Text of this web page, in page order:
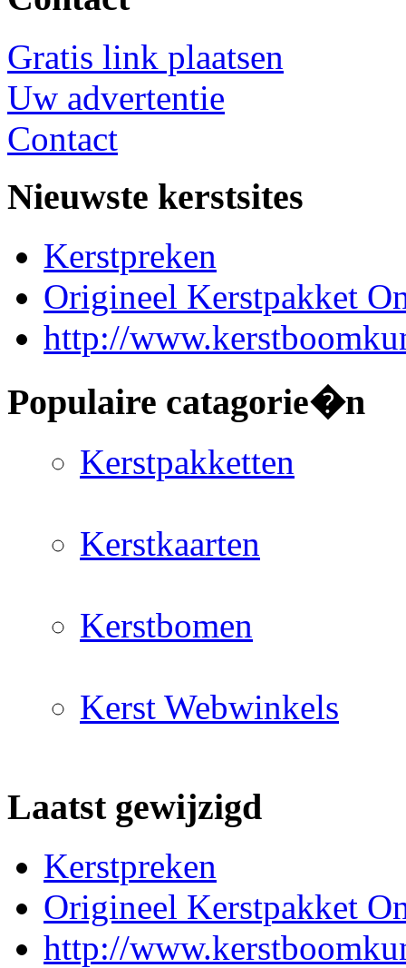
Gratis link plaatsen
Uw advertentie
Contact
Nieuwste kerstsites
Kerstpreken
Origineel Kerstpakket
http://
Populaire catagorie�n
Kerstpakketten
Kerstkaarten
Kerstbomen
Kerst Webwinkels
Laatst gewijzigd
Kerstpreken
Origineel Kerstpakket
http://